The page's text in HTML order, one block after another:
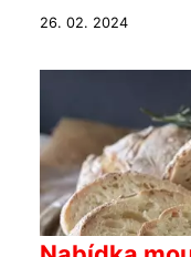
26. 02. 2024